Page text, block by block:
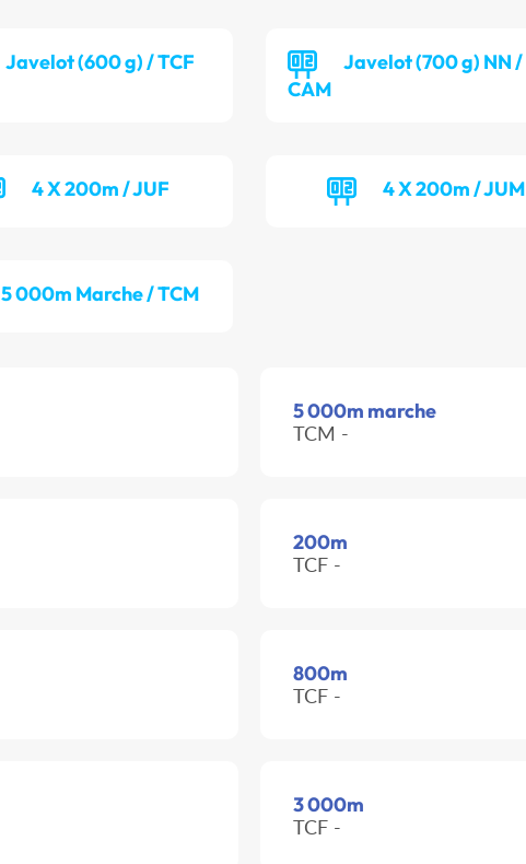
Javelot (600 g) / TCF
Javelot (700 g) NN /
CAM
4 X 200m / JUF 4 X 200m / JUM
5 000m Marche / TCM
5 000m marche
TCM -
200m
TCF -
800m
TCF -
3 000m
TCF -